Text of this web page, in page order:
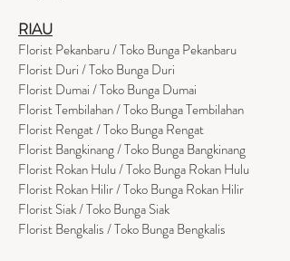
RIAU
Florist Pekanbaru / Toko Bunga Pekanbaru
Florist Duri / Toko Bunga Duri
Florist Dumai / Toko Bunga Dumai
Florist Tembilahan / Toko Bunga Tembilahan
Florist Rengat / Toko Bunga Rengat
Florist Bangkinang / Toko Bunga Bangkinang
Florist Rokan Hulu / Toko Bunga Rokan Hulu
Florist Rokan Hilir / Toko Bunga Rokan Hilir
Florist Siak / Toko Bunga Siak
Florist Bengkalis / Toko Bunga Bengkalis